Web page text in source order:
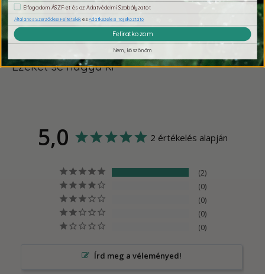
információkhoz.
Ezeket se hagyd ki
5,0 2 értékelés alapján
2
0
0
0
0
Írd meg a véleményed!
Elfogadom ÁSZF-et és az Adatvédelmi Szabályzatot
Általános Szerződési FeltételekésAdatkezelési Tájékoztató
Feliratkozom
Nem, köszönöm